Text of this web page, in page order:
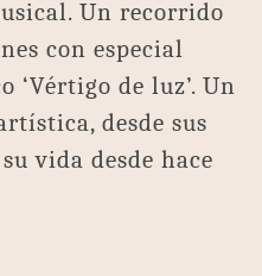
Un recorrido
con especial
‘Vértigo de luz’. Un
desde sus
vida desde hace